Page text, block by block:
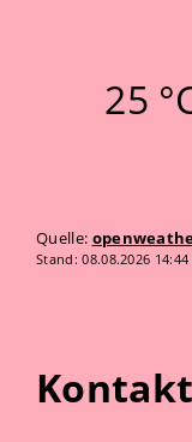
25
Quelle:
Stand: 08.08.2026
Kontakt